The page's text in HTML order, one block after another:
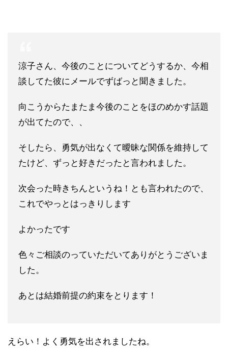
涼子さん、今後のことについてどうするか、今相
談してた彼にメールでずばっと聞きました。
向こうからたまたま今後のことをほのめかす話題
が出てたので、、
そしたら、勇気が出なくて曖昧な関係を維持して
たけど、ずっと好きだったと言われました。
次会った時きちんというね！とも言われたので、
これでやっとはっきりします
よかったです
色々ご相談のっていただいてありがとうございま
した。
あとは結婚前提の約束をとります！
えらい！よく勇気を出されましたね。